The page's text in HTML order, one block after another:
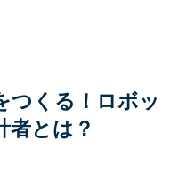
つくる！ロボッ
者とは？